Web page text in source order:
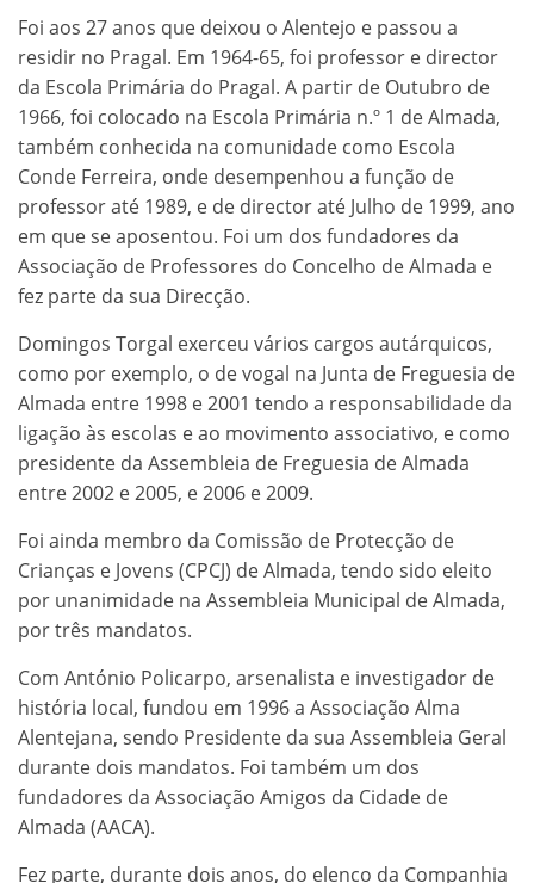
Foi aos 27 anos que deixou o Alentejo e passou a
residir no Pragal. Em 1964-65, foi professor e director
da Escola Primária do Pragal. A partir de Outubro de
1966, foi colocado na Escola Primária n.º 1 de Almada,
também conhecida na comunidade como Escola
Conde Ferreira, onde desempenhou a função de
professor até 1989, e de director até Julho de 1999, ano
em que se aposentou. Foi um dos fundadores da
Associação de Professores do Concelho de Almada e
fez parte da sua Direcção.
Domingos Torgal exerceu vários cargos autárquicos,
como por exemplo, o de vogal na Junta de Freguesia de
Almada entre 1998 e 2001 tendo a responsabilidade da
ligação às escolas e ao movimento associativo, e como
presidente da Assembleia de Freguesia de Almada
entre 2002 e 2005, e 2006 e 2009.
Foi ainda membro da Comissão de Protecção de
Crianças e Jovens (CPCJ) de Almada, tendo sido eleito
por unanimidade na Assembleia Municipal de Almada,
por três mandatos.
Com António Policarpo, arsenalista e investigador de
história local, fundou em 1996 a Associação Alma
Alentejana, sendo Presidente da sua Assembleia Geral
durante dois mandatos. Foi também um dos
fundadores da Associação Amigos da Cidade de
Almada (AACA).
Fez parte, durante dois anos, do elenco da Companhia